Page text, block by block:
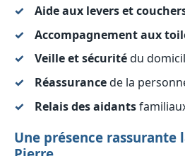
Aide aux levers et
Accompagnement aux
Veille et sécuritédu
Réassurancede la
Relais des aidants
Une présence rassurante